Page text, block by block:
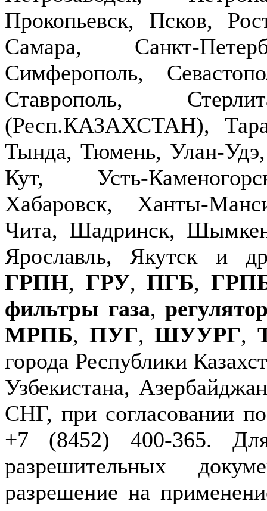
Прокопьевск, Псков,
Самара, Санкт-
Симферополь,
Ставрополь,
(Респ.КАЗАХСТАН),
Тында, Тюмень, Улан-
Кут, Усть-
Хабаровск, Ханты-
Чита, Шадринск,
Ярославль, Якутск и
ГРПН, ГРУ,ПГБ,
фильтры газа,
МРПБ, ПУГ,ШУУРГ,
города Республики
Узбекистана,
СНГ, при согласовании
+7 (8452) 400-365.
разрешительных
разрешение на